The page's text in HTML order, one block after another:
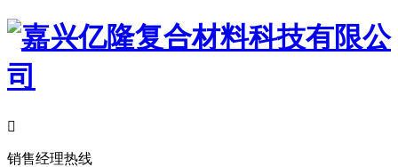

销售经理热线